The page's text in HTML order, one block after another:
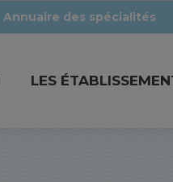
Annuaire des spécialités
LES